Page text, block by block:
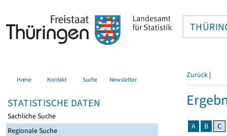
Home Kontakt Suche Newsletter
STATISTISCHE DATEN
Sachliche Suche
Regionale Suche
Zurück |
A B C